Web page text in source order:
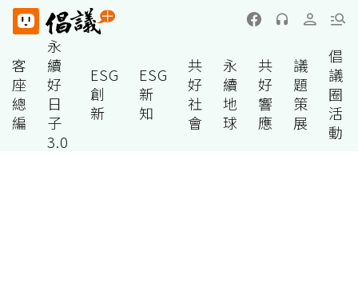
客
座
總
編
永
續
好
日
子
3.0
ESG
創
新
ESG
新
知
共
好
社
會
永
續
地
球
共
好
響
應
議
題
策
展
倡
議
圈
活
動